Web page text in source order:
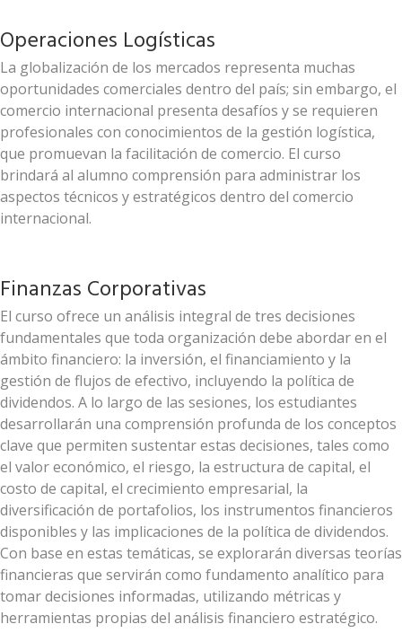
Operaciones Logísticas
La globalización de los mercados representa muchas
oportunidades comerciales dentro del país; sin embargo, el
comercio internacional presenta desafíos y se requieren
profesionales con conocimientos de la gestión logística,
que promuevan la facilitación de comercio. El curso
brindará al alumno comprensión para administrar los
aspectos técnicos y estratégicos dentro del comercio
internacional.
Finanzas Corporativas
El curso ofrece un análisis integral de tres decisiones
fundamentales que toda organización debe abordar en el
ámbito financiero: la inversión, el financiamiento y la
gestión de flujos de efectivo, incluyendo la política de
dividendos. A lo largo de las sesiones, los estudiantes
desarrollarán una comprensión profunda de los conceptos
clave que permiten sustentar estas decisiones, tales como
el valor económico, el riesgo, la estructura de capital, el
costo de capital, el crecimiento empresarial, la
diversificación de portafolios, los instrumentos financieros
disponibles y las implicaciones de la política de dividendos.
Con base en estas temáticas, se explorarán diversas teorías
financieras que servirán como fundamento analítico para
tomar decisiones informadas, utilizando métricas y
herramientas propias del análisis financiero estratégico.